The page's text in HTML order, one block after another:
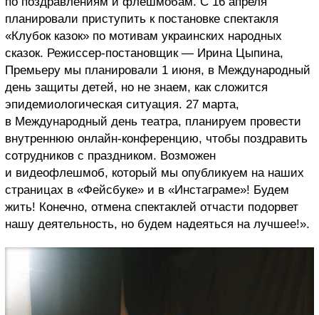
планировали приступить к постановке спектакля
«Клубок казок» по мотивам украинских народных
сказок. Режиссер-постановщик — Ирина Цыпина,
Премьеру мы планировали 1 июня, в Международный
день защиты детей, но не знаем, как сложится
эпидемиологическая ситуация. 27 марта,
в Международный день театра, планируем провести
внутреннюю онлайн-конференцию, чтобы поздравить
сотрудников с праздником. Возможен
и видеофлешмоб, который мы опубликуем на наших
страницах в «Фейсбуке» и в «Инстаграме»! Будем
жить! Конечно, отмена спектаклей отчасти подорвет
нашу деятельность, но будем надеяться на лучшее!».